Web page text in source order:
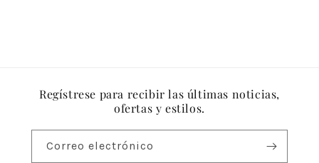
Regístrese para recibir las últimas noticias,
ofertas y estilos.
Correo electrónico